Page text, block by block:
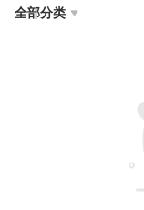
全部分类 